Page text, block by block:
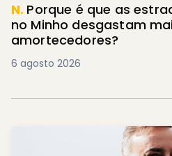
N. Porque é que as
no Minho desgastam
amortecedores?
6 agosto 2026